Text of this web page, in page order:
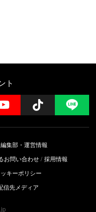
ト
YouTube Follow
編集部・運営情報
お問い合わせ 採用情報
キーポリシー
信先メディア